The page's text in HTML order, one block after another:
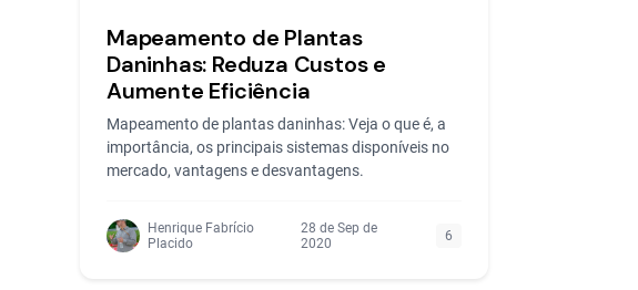
Mapeamento de Plantas
Daninhas: Reduza Custos e
Aumente Eficiência
Mapeamento de plantas daninhas: Veja o que é, a
importância, os principais sistemas disponíveis no
mercado, vantagens e desvantagens.
Henrique Fabrício
Placido
28 de Sep de
2020
6